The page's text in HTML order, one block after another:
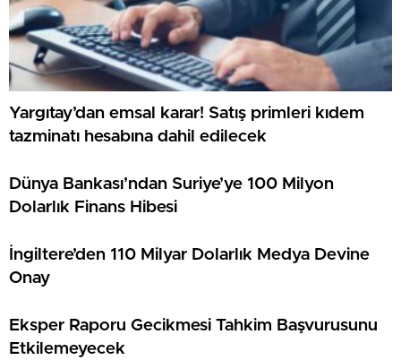
Yargıtay’dan emsal karar! Satış primleri kıdem
tazminatı hesabına dahil edilecek
Dünya Bankası’ndan Suriye’ye 100 Milyon
Dolarlık Finans Hibesi
İngiltere’den 110 Milyar Dolarlık Medya Devine
Onay
Eksper Raporu Gecikmesi Tahkim Başvurusunu
Etkilemeyecek